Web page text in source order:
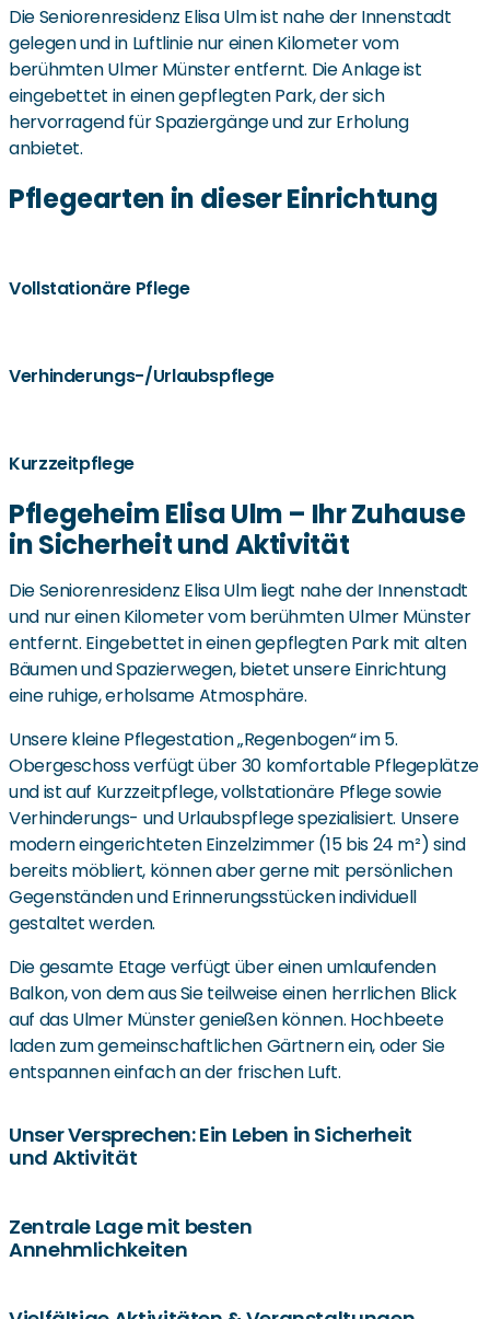
Die Seniorenresidenz Elisa Ulm ist nahe der Innenstadt
gelegen und in Luftlinie nur einen Kilometer vom
berühmten Ulmer Münster entfernt. Die Anlage ist
eingebettet in einen gepflegten Park, der sich
hervorragend für Spaziergänge und zur Erholung
anbietet.
Pflegearten in dieser Einrichtung
Vollstationäre Pflege
Verhinderungs-/Urlaubspflege
Kurzzeitpflege
Pflegeheim Elisa Ulm – Ihr Zuhause
in Sicherheit und Aktivität
Die Seniorenresidenz Elisa Ulm liegt nahe der Innenstadt
und nur einen Kilometer vom berühmten Ulmer Münster
entfernt. Eingebettet in einen gepflegten Park mit alten
Bäumen und Spazierwegen, bietet unsere Einrichtung
eine ruhige, erholsame Atmosphäre.
Unsere kleine Pflegestation „Regenbogen“ im 5.
Obergeschoss verfügt über 30 komfortable Pflegeplätze
und ist auf Kurzzeitpflege, vollstationäre Pflege sowie
Verhinderungs- und Urlaubspflege spezialisiert. Unsere
modern eingerichteten Einzelzimmer (15 bis 24 m²) sind
bereits möbliert, können aber gerne mit persönlichen
Gegenständen und Erinnerungsstücken individuell
gestaltet werden.
Die gesamte Etage verfügt über einen umlaufenden
Balkon, von dem aus Sie teilweise einen herrlichen Blick
auf das Ulmer Münster genießen können. Hochbeete
laden zum gemeinschaftlichen Gärtnern ein, oder Sie
entspannen einfach an der frischen Luft.
Unser Versprechen: Ein Leben in Sicherheit
und Aktivität
Unser Name ist Programm: ELISA steht für „Ein Leben in
Sicherheit und Aktivität“. Unser qualifiziertes
Zentrale Lage mit besten
Annehmlichkeiten